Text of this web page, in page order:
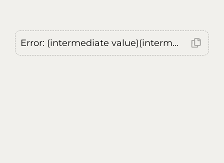
Error: (intermediate value)(intermediate value)(intermediate value).replaceAll is not a function